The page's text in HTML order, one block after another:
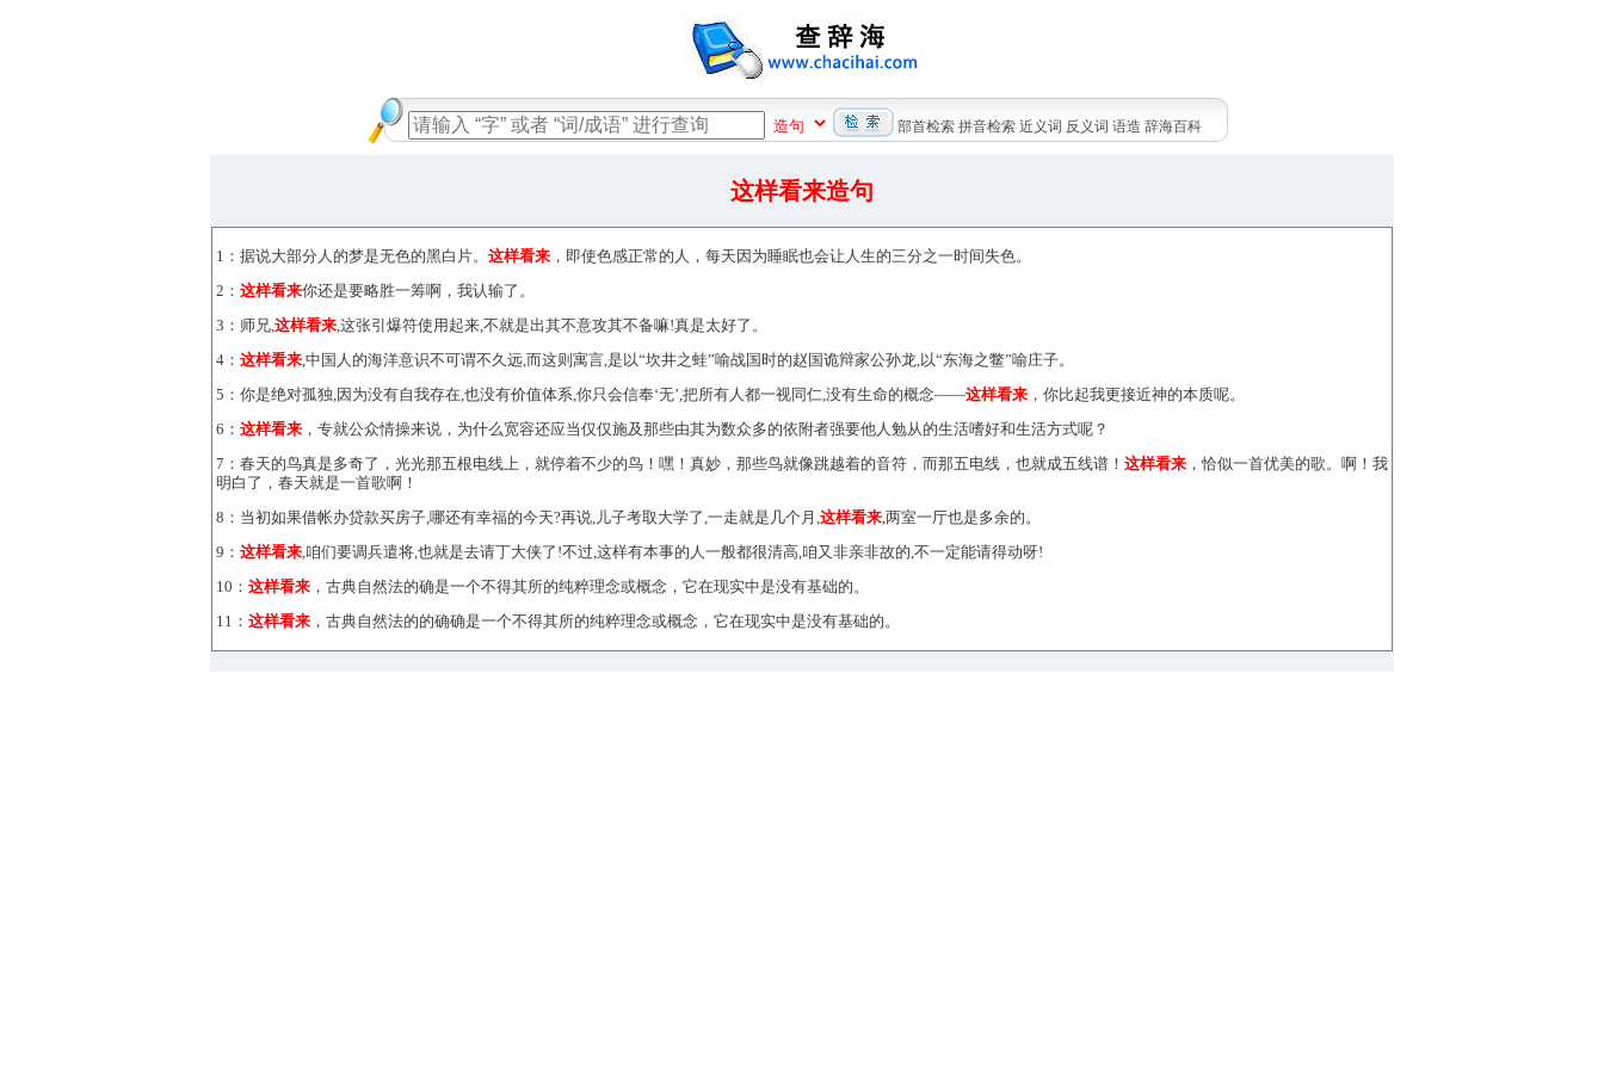
部首检索 拼音检索 近义词 反义词 语造 辞海百科
这样看来造句
1：据说大部分人的梦是无色的黑白片。 这样看来 ，即使色感正常的人，每天因为睡眠也会让人生的三分之一时间失色。
2： 这样看来你还是要略胜一筹啊，我认输了。
3：师兄,这样看来,这张引爆符使用起来,不就是出其不意攻其不备嘛!真是太好了。
4： 这样看来,中国人的海洋意识不可谓不久远,而这则寓言,是以“坎井之蛙”喻战国时的赵国诡辩家公孙龙,以“东海之鳖”喻庄子。
5：你是绝对孤独,因为没有自我存在,也没有价值体系,你只会信奉‘无’,把所有人都一视同仁,没有生命的概念——这样看来 ，你比起我更接近神的本质呢。
6： 这样看来 ，专就公众情操来说，为什么宽容还应当仅仅施及那些由其为数众多的依附者强要他人勉从的生活嗜好和生活方式呢？
7：春天的鸟真是多奇了，光光那五根电线上，就停着不少的鸟！嘿！真妙，那些鸟就像跳越着的音符，而那五电线，也就成五线谱！ 这样看来 ，恰似一首优美的歌。啊！我
明白了，春天就是一首歌啊！
8：当初如果借帐办贷款买房子,哪还有幸福的今天?再说,儿子考取大学了,一走就是几个月,这样看来,两室一厅也是多余的。
9： 这样看来,咱们要调兵遣将,也就是去请丁大侠了!不过,这样有本事的人一般都很清高,咱又非亲非故的,不一定能请得动呀!
10： 这样看来 ，古典自然法的确是一个不得其所的纯粹理念或概念，它在现实中是没有基础的。
11： 这样看来 ，古典自然法的的确确是一个不得其所的纯粹理念或概念，它在现实中是没有基础的。